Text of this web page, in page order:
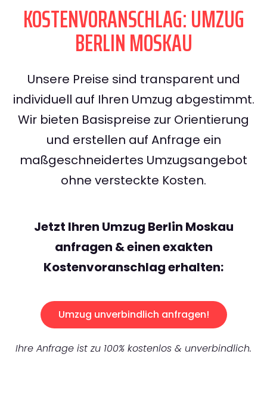
KOSTENVORANSCHLAG: UMZUG
BERLIN MOSKAU
Unsere Preise sind transparent und
individuell auf Ihren Umzug abgestimmt.
Wir bieten Basispreise zur Orientierung
und erstellen auf Anfrage ein
maßgeschneidertes Umzugsangebot
ohne versteckte Kosten.
Jetzt Ihren Umzug Berlin Moskau
anfragen & einen exakten
Kostenvoranschlag erhalten:
Umzug unverbindlich anfragen!
Ihre Anfrage ist zu 100% kostenlos & unverbindlich.